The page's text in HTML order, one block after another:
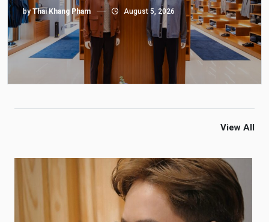
by Thai Khang Pham August 5, 2026
View All